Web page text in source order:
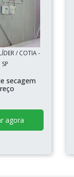
/ COTIA -
SP
secagem
agora